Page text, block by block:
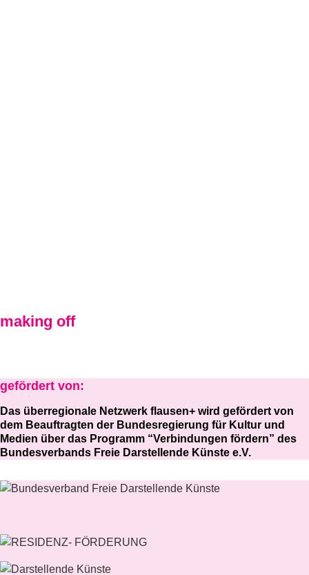
making off
gefördert von:
Das überregionale Netzwerk flausen+ wird gefördert von
dem Beauftragten der Bundesregierung für Kultur und
Medien über das Programm “Verbindungen fördern” des
Bundesverbands Freie Darstellende Künste e.V.